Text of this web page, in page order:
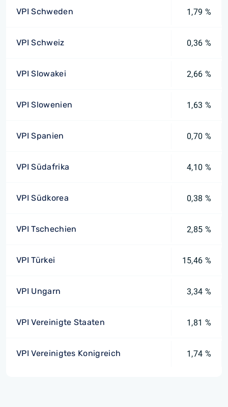
VPI Schweden 1,79 %
VPI Schweiz 0,36 %
VPI Slowakei 2,66 %
VPI Slowenien 1,63 %
VPI Spanien 0,70 %
VPI Südafrika 4,10 %
VPI Südkorea 0,38 %
VPI Tschechien 2,85 %
VPI Türkei 15,46 %
VPI Ungarn 3,34 %
VPI Vereinigte Staaten 1,81 %
VPI Vereinigtes Konigreich 1,74 %